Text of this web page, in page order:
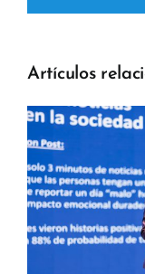
Artículos